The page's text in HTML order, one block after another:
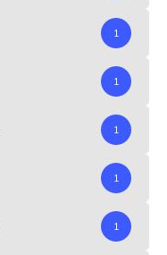
1
1
1
1
1